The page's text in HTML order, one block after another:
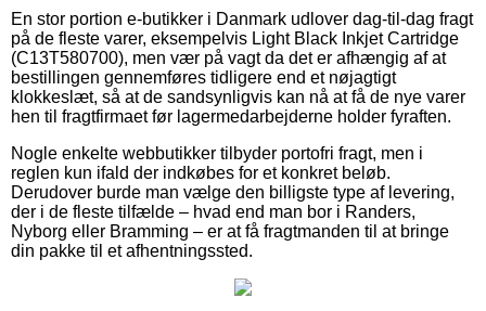
En stor portion e-butikker i Danmark udlover dag-til-dag fragt
på de fleste varer, eksempelvis Light Black Inkjet Cartridge
(C13T580700), men vær på vagt da det er afhængig af at
bestillingen gennemføres tidligere end et nøjagtigt
klokkeslæt, så at de sandsynligvis kan nå at få de nye varer
hen til fragtfirmaet før lagermedarbejderne holder fyraften.
Nogle enkelte webbutikker tilbyder portofri fragt, men i
reglen kun ifald der indkøbes for et konkret beløb.
Derudover burde man vælge den billigste type af levering,
der i de fleste tilfælde – hvad end man bor i Randers,
Nyborg eller Bramming – er at få fragtmanden til at bringe
din pakke til et afhentningssted.